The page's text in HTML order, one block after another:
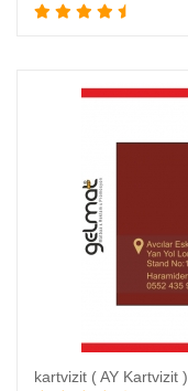
kartvizit ( AY Kartvizit )